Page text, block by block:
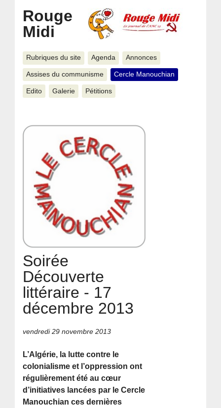
Rouge
Midi
Rubriques du site Agenda Annonces
Assises du communisme Cercle Manouchian
Edito Galerie Pétitions
Soirée
Découverte
littéraire - 17
décembre 2013
vendredi 29 novembre 2013
L’Algérie, la lutte contre le
colonialisme et l’oppression ont
régulièrement été au cœur
d’initiatives lancées par le Cercle
Manouchian ces dernières